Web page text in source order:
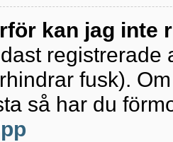
kan jag inte
registrerade
fusk).
så har du